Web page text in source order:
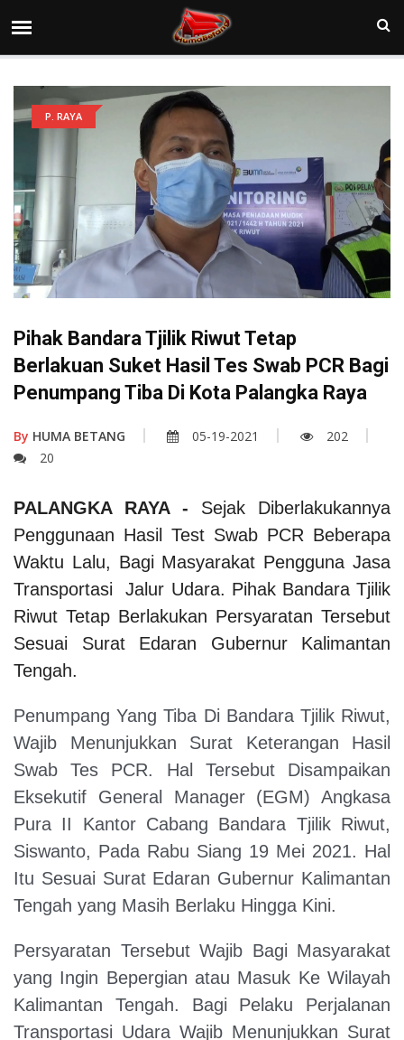
P. RAYA
Pihak Bandara Tjilik Riwut Tetap
Berlakuan Suket Hasil Tes Swab PCR Bagi
Penumpang Tiba Di Kota Palangka Raya
By HUMA BETANG 05-19-2021
202
20
PALANGKA RAYA - Sejak Diberlakukannya
Penggunaan Hasil Test Swab PCR Beberapa
Waktu Lalu, Bagi Masyarakat Pengguna Jasa
Transportasi Jalur Udara. Pihak Bandara Tjilik
Riwut Tetap Berlakukan Persyaratan Tersebut
Sesuai Surat Edaran Gubernur Kalimantan
Tengah.
Penumpang Yang Tiba Di Bandara Tjilik Riwut,
Wajib Menunjukkan Surat Keterangan Hasil
Swab Tes PCR. Hal Tersebut Disampaikan
Eksekutif General Manager (EGM) Angkasa
Pura II Kantor Cabang Bandara Tjilik Riwut,
Siswanto, Pada Rabu Siang 19 Mei 2021. Hal
Itu Sesuai Surat Edaran Gubernur Kalimantan
Tengah yang Masih Berlaku Hingga Kini.
Persyaratan Tersebut Wajib Bagi Masyarakat
yang Ingin Bepergian atau Masuk Ke Wilayah
Kalimantan Tengah. Bagi Pelaku Perjalanan
Transportasi Udara Wajib Menunjukkan Surat